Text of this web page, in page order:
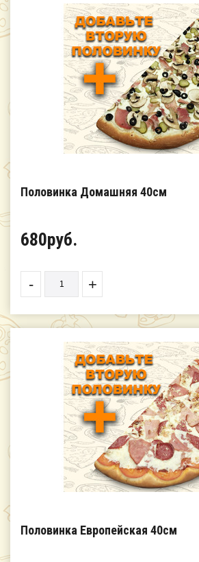
Половинка Домашняя 40см
680руб.
- +
Половинка Европейская 40см